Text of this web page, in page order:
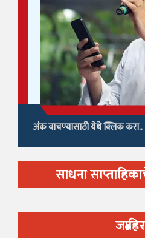
अंक वाचण्यासाठी येथे क्लिक करा..
साधना